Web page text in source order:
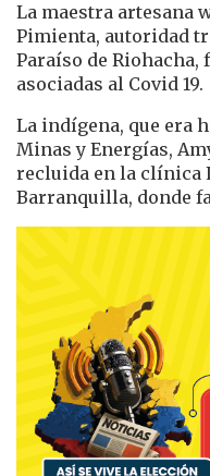
La maestra artesana
Pimienta, autoridad
Paraíso de
asociadas al Covid 19.
La indígena, que era
Minas y Energías,
recluida en la clínica
Barranquilla, donde